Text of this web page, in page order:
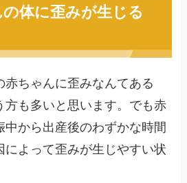
体に歪みが生じる
赤ちゃんに歪みなんてある
方も多いと思います。でも赤
中から出産後のわずかな時間
によって歪みが生じやすい状